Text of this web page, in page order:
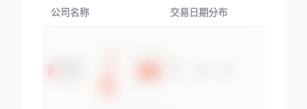
公司名称 交易日期分布